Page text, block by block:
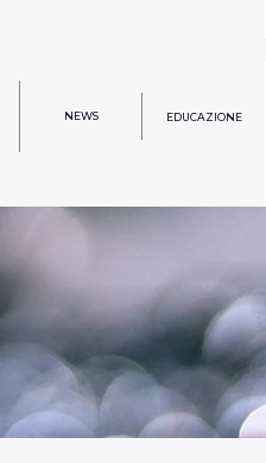
NEWS EDUCAZIONE